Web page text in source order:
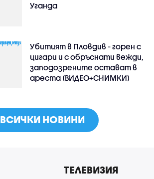
Уганда
Убитият в Пловдив - горен с
цигари и с обръснати вежди,
заподозрените остават в
ареста (ВИДЕО+СНИМКИ)
ВСИЧКИ НОВИНИ
ТЕЛЕВИЗИЯ